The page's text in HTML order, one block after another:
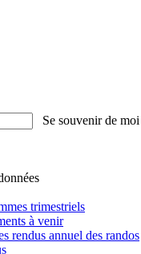
Se souvenir de moi
trimestriels
à venir
rendus annuel des randos